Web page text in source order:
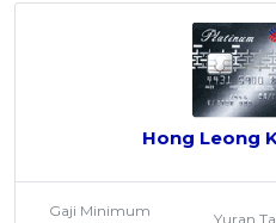
Hong Leong
Gaji Minimum
Yuran